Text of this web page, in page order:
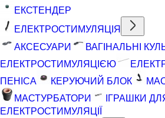
ЕКСТЕНДЕР
ЕЛЕКТРОСТИМУЛЯЦІЯ
АКСЕСУАРИ
ВАГІНАЛЬНІ
ЕЛЕКТРОСТИМУЛЯЦІЄЮ
ПЕНІСА
КЕРУЮЧИЙ БЛОК
МАСТУРБАТОРИ
ІГРАШКИ
ЕЛЕКТРОСТИМУЛЯЦІЇ